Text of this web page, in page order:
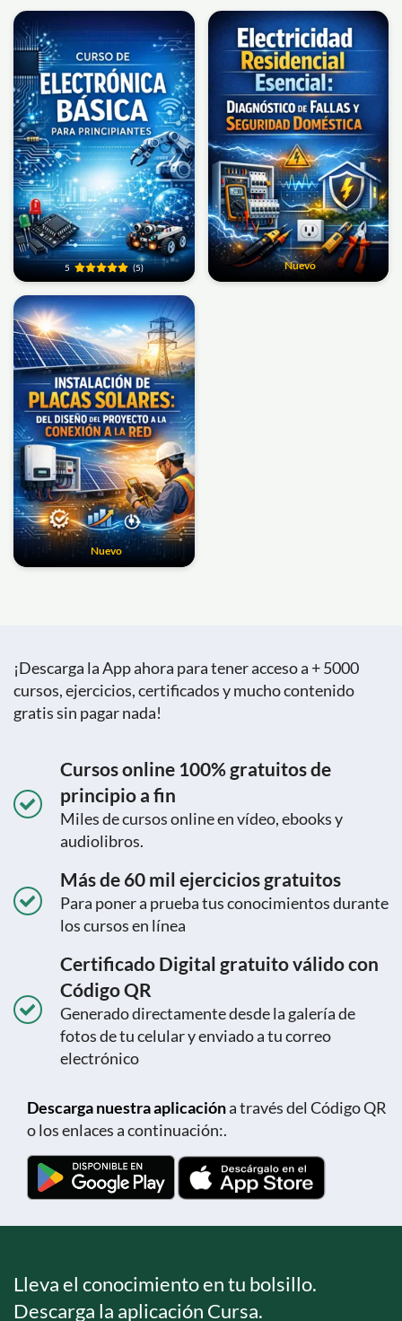
5 (5) Nuevo
Nuevo
¡Descarga la App ahora para tener acceso a + 5000
cursos, ejercicios, certificados y mucho contenido
gratis sin pagar nada!
Cursos online 100% gratuitos de
principio a fin
Miles de cursos online en vídeo, ebooks y
audiolibros.
Más de 60 mil ejercicios gratuitos
Para poner a prueba tus conocimientos durante
los cursos en línea
Certificado Digital gratuito válido con
Código QR
Generado directamente desde la galería de
fotos de tu celular y enviado a tu correo
electrónico
Descarga nuestra aplicacióna través del Código QR
o los enlaces a continuación:.
Lleva el conocimiento en tu bolsillo.
Descarga la aplicación Cursa.